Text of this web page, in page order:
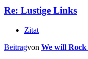
Re: Lustige Links
Zitat
Beitragvon We will Rock